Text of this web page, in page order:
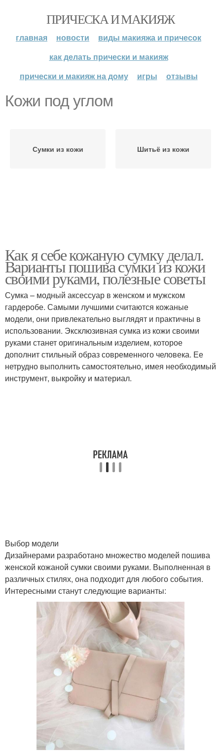
ПРИЧЕСКА И МАКИЯЖ
главная новости
виды макияжа и причесок
как делать прически и макияж
прически и макияж на дому
игры отзывы
Кожи под углом
Сумки из кожи Шитьё из кожи
Как я себе кожаную сумку делал.
Варианты пошива сумки из кожи
своими руками, полезные советы
Сумка – модный аксессуар в женском и мужском
гардеробе. Самыми лучшими считаются кожаные
модели, они привлекательно выглядят и практичны в
использовании. Эксклюзивная сумка из кожи своими
руками станет оригинальным изделием, которое
дополнит стильный образ современного человека. Ее
нетрудно выполнить самостоятельно, имея необходимый
инструмент, выкройку и материал.
Выбор модели
Дизайнерами разработано множество моделей пошива
женской кожаной сумки своими руками. Выполненная в
различных стилях, она подходит для любого события.
Интересными станут следующие варианты: